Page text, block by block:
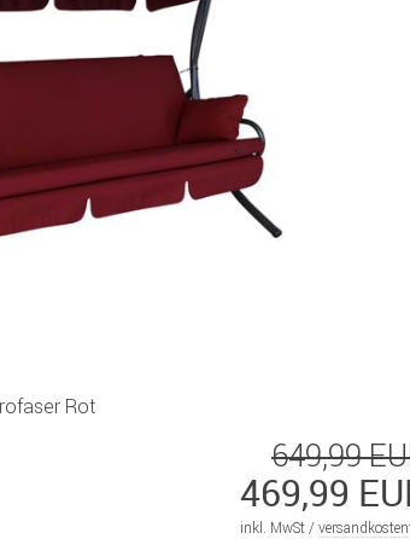
Rot
649,99
469,99
inkl. MwSt /